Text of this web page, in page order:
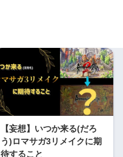
【妄想】いつか来る(だろ
う)ロマサガ3リメイクに期
待すること